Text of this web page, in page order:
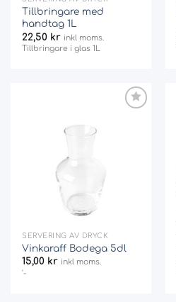
Tillbringare med
handtag 1L
22,50 kr inkl moms.
Tillbringare i glas 1L
SERVERING AV DRYCK
Vinkaraff Bodega 5dl
15,00 kr inkl moms.
'-